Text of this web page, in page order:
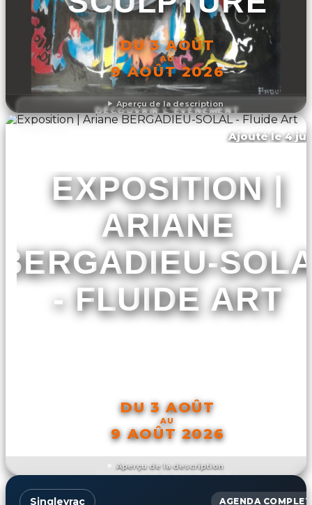
Aperçu de la description
DU 3 AOÛT
AU
9 AOÛT 2026
DÉCOUVRIR L'ÉVÉNEMENT
Aperçu de la description
Ajouté le 4
EXPOSITION |
ARIANE
- FLUIDE ART
DU 3 AOÛT
AU
9 AOÛT 2026
DÉCOUVRIR L'ÉVÉNEMENT
Singleyrac AGENDA COMPLET